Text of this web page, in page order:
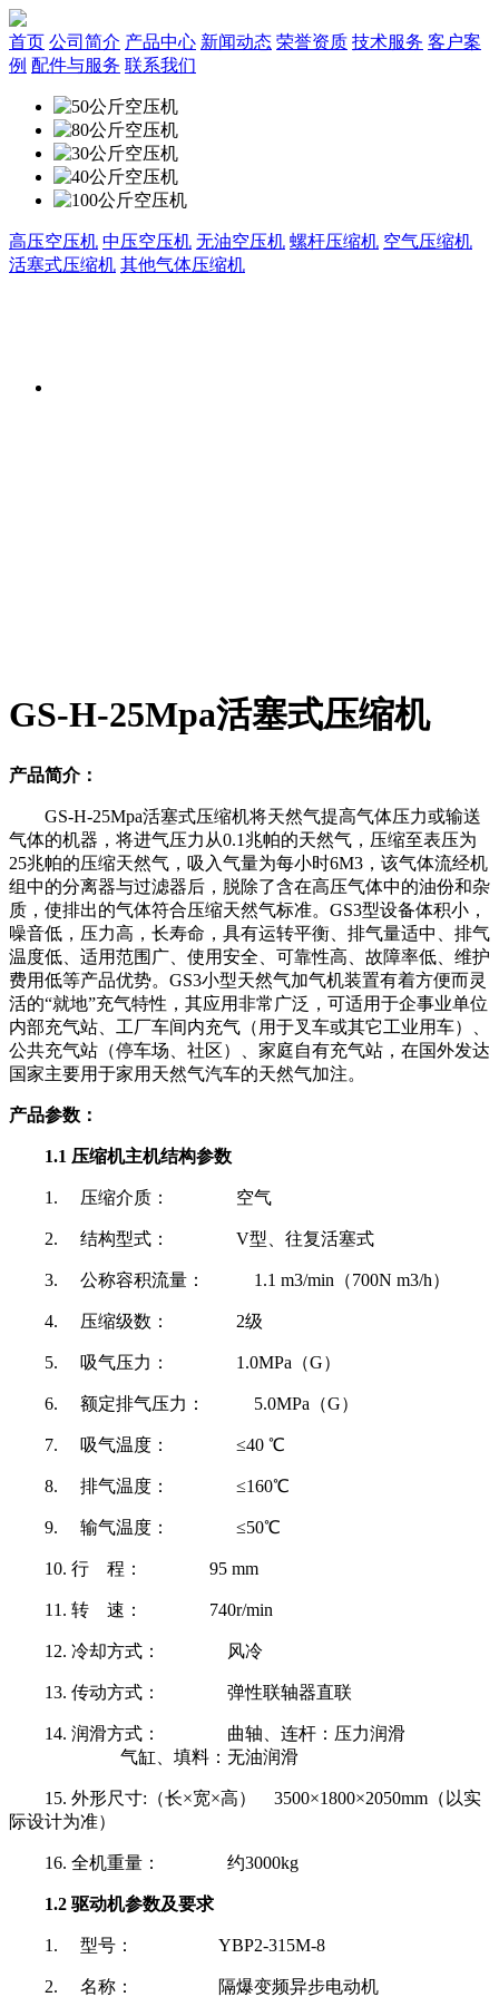
首页 公司简介 产品中心 新闻动态 荣誉资质 技术服务 客户案
例 配件与服务 联系我们
高压空压机 中压空压机 无油空压机 螺杆压缩机 空气压缩机
活塞式压缩机 其他气体压缩机
GS-H-25Mpa活塞式压缩机
产品简介：
GS-H-25Mpa活塞式压缩机将天然气提高气体压力或输送
气体的机器，将进气压力从0.1兆帕的天然气，压缩至表压为
25兆帕的压缩天然气，吸入气量为每小时6M3，该气体流经机
组中的分离器与过滤器后，脱除了含在高压气体中的油份和杂
质，使排出的气体符合压缩天然气标准。GS3型设备体积小，
噪音低，压力高，长寿命，具有运转平衡、排气量适中、排气
温度低、适用范围广、使用安全、可靠性高、故障率低、维护
费用低等产品优势。GS3小型天然气加气机装置有着方便而灵
活的“就地”充气特性，其应用非常广泛，可适用于企事业单位
内部充气站、工厂车间内充气（用于叉车或其它工业用车）、
公共充气站（停车场、社区）、家庭自有充气站，在国外发达
国家主要用于家用天然气汽车的天然气加注。
产品参数：
1.1 压缩机主机结构参数
1. 压缩介质： 空气
2. 结构型式： V型、往复活塞式
3. 公称容积流量： 1.1 m3/min（700N m3/h）
4. 压缩级数： 2级
5. 吸气压力： 1.0MPa（G）
6. 额定排气压力： 5.0MPa（G）
7. 吸气温度： ≤40 ℃
8. 排气温度： ≤160℃
9. 输气温度： ≤50℃
10. 行 程： 95 mm
11. 转 速： 740r/min
12. 冷却方式： 风冷
13. 传动方式： 弹性联轴器直联
14. 润滑方式： 曲轴、连杆：压力润滑
气缸、填料：无油润滑
15. 外形尺寸:（长×宽×高） 3500×1800×2050mm（以实
际设计为准）
16. 全机重量： 约3000kg
1.2 驱动机参数及要求
1. 型号： YBP2-315M-8
2. 名称： 隔爆变频异步电动机